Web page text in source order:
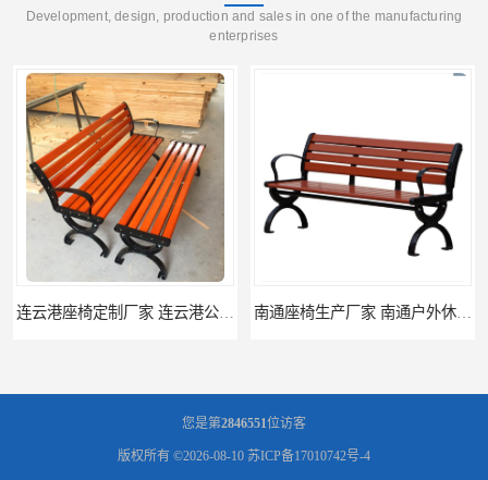
Development, design, production and sales in one of the manufacturing
enterprises
连云港座椅定制厂家 连云港公园座椅制品厂 连云港景区休闲座椅定做价格 南通座椅生产厂家 南通户外休闲椅制品厂 南通公园座椅定制价格
您是第2846551位访客
版权所有 ©2026-08-10 苏ICP备17010742号-4